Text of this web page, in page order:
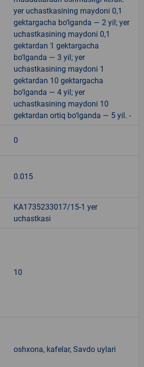
yer uchastkasining maydoni 0,1
gektargacha bo‘lganda — 2 yil; yer
uchastkasining maydoni 0,1
gektardan 1 gektargacha
bo‘lganda — 3 yil; yer
uchastkasining maydoni 1
gektardan 10 gektargacha
bo‘lganda — 4 yil; yer
uchastkasining maydoni 10
gektardan ortiq bo‘lganda — 5 yil. -
0
0.015
KA1735233017/15-1 yer
uchastkasi
10
oshxona, kafelar, Savdo uylari